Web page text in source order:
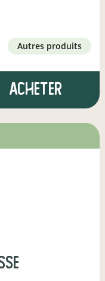
autres produits
Acheter